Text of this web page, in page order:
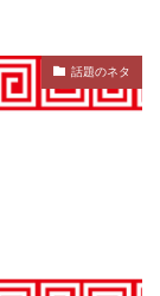
話題のネタ